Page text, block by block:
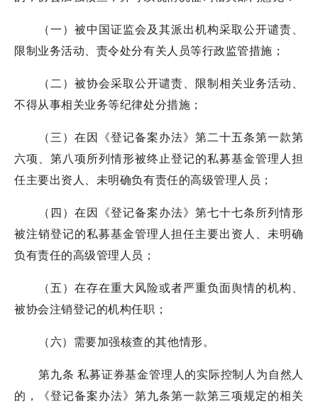
（一）被中国证监会及其派出机构采取公开谴责、
限制业务活动、责令处分有关人员等行政监管措施；
（二）被协会采取公开谴责、限制相关业务活动、
不得从事相关业务等纪律处分措施；
（三）在因《登记备案办法》第二十五条第一款第
六项、第八项所列情形被终止登记的私募基金管理人担
任主要出资人、未明确负有责任的高级管理人员；
（四）在因《登记备案办法》第七十七条所列情形
被注销登记的私募基金管理人担任主要出资人、未明确
负有责任的高级管理人员；
（五）在存在重大风险或者严重负面舆情的机构、
被协会注销登记的机构任职；
（六）需要加强核查的其他情形。
第九条 私募证券基金管理人的实际控制人为自然人
的，《登记备案办法》第九条第一款第三项规定的相关